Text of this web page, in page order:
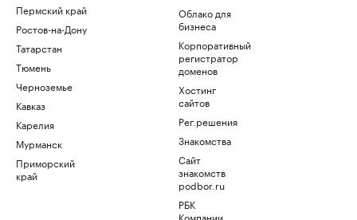
Пермский край
Ростов-на-Дону
Татарстан
Тюмень
Черноземье
Кавказ
Карелия
Мурманск
Приморский
край
Облако для
бизнеса
Корпоративный
регистратор
доменов
Хостинг
сайтов
Рег.решения
Знакомства
Сайт
знакомств
podbor.ru
РБК
Компании